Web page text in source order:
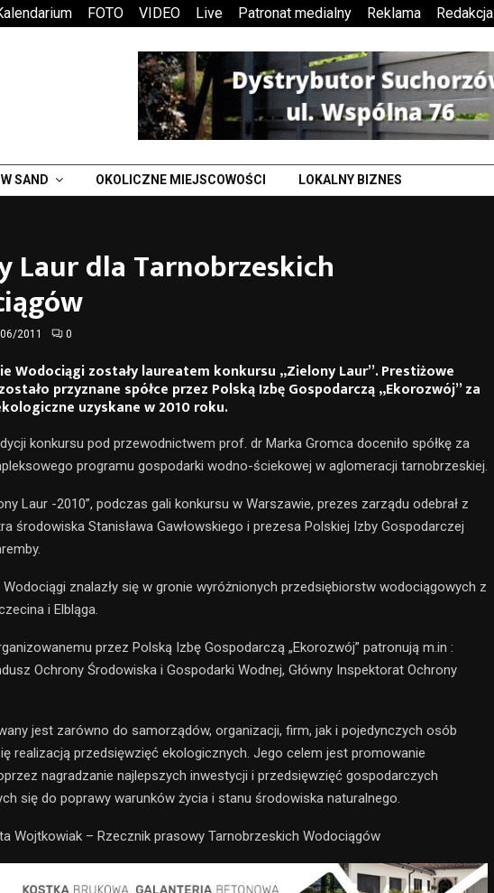
FOTO VIDEO Live Patronat medialny Reklama Redakcja
SAND OKOLICZNE MIEJSCOWOŚCI LOKALNY BIZNES
Laur dla Tarnobrzeskich
2011 0
Wodociągi zostały laureatem konkursu „Zielony Laur”. Prestiżowe
przyznane spółce przez Polską Izbę Gospodarczą „Ekorozwój” za
uzyskane w 2010 roku.
konkursu pod przewodnictwem prof. dr Marka Gromca doceniło spółkę za
programu gospodarki wodno-ściekowej w aglomeracji tarnobrzeskiej.
Laur -2010”, podczas gali konkursu w Warszawie, prezes zarządu odebrał z
środowiska Stanisława Gawłowskiego i prezesa Polskiej Izby Gospodarczej
znalazły się w gronie wyróżnionych przedsiębiorstw wodociągowych z
i Elbląga.
przez Polską Izbę Gospodarczą „Ekorozwój” patronują m.in :
Ochrony Środowiska i Gospodarki Wodnej, Główny Inspektorat Ochrony
jest zarówno do samorządów, organizacji, firm, jak i pojedynczych osób
realizacją przedsięwzięć ekologicznych. Jego celem jest promowanie
nagradzanie najlepszych inwestycji i przedsięwzięć gospodarczych
się do poprawy warunków życia i stanu środowiska naturalnego.
Wojtkowiak – Rzecznik prasowy Tarnobrzeskich Wodociągów